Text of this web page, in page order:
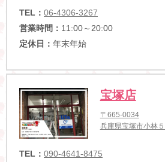
TEL： 06-4306-3267
営業時間： 11:00～20:00
定休日： 年末年始
宝塚店
〒665-0034
兵庫県宝塚市小林
TEL： 090-4641-8475